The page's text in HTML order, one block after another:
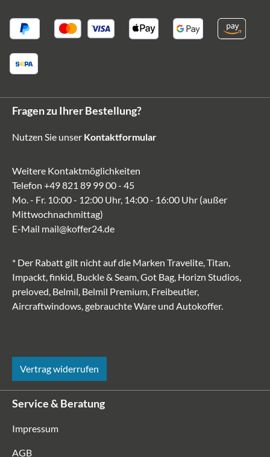
Fragen zu Ihrer Bestellung?
Nutzen Sie unser Kontaktformular
Weitere Kontaktmöglichkeiten
Telefon +49 821 89 99 00 - 45
Mo. - Fr. 10:00 - 12:00 Uhr, 14:00 - 16:00 Uhr (außer
Mittwochnachmittag)
E-Mail mail@koffer24.de
* Der Rabatt gilt nicht auf die Marken Travelite, Titan,
Impackt, finkid, Buckle & Seam, Got Bag, Horizn Studios,
preloved, Belmil, Belmil Premium, Freibeutler,
Aircraftwindows, gebrauchte Ware und Autokoffer.
Vertrag widerrufen
Service & Beratung
Impressum
AGB